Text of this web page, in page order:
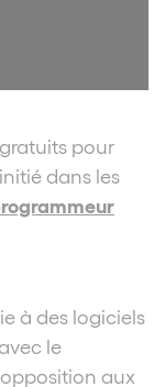
pour
dans les
à des logiciels
le
aux